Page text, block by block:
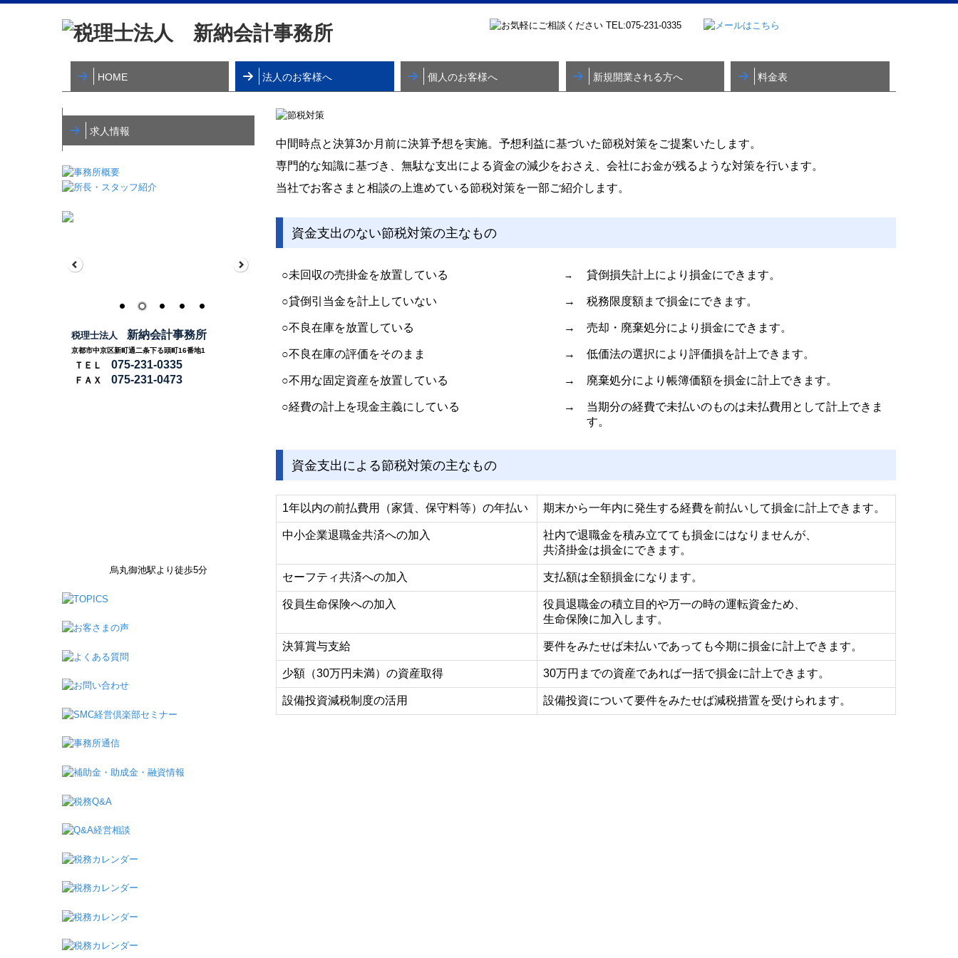
HOME 法人のお客様へ
税理士変更をお考えの方
個人のお客様へ 新規開業される方へ 料金表
求人情報
税理士法人 新納会計事務所
京都市中京区新町通二条下る頭町16番地1
ＴＥＬ 075-231-0335
ＦＡＸ 075-231-0473
烏丸御池駅より徒歩5分
中間時点と決算3か月前に決算予想を実施。予想利益に基づいた節税対策をご提案いたします。
専門的な知識に基づき、無駄な支出による資金の減少をおさえ、会社にお金が残るような対策を行います。
当社でお客さまと相談の上進めている節税対策を一部ご紹介します。
資金支出のない節税対策の主なもの
○未回収の売掛金を放置している → 貸倒損失計上により損金にできます。
○貸倒引当金を計上していない → 税務限度額まで損金にできます。
○不良在庫を放置している → 売却・廃棄処分により損金にできます。
○不良在庫の評価をそのまま → 低価法の選択により評価損を計上できます。
○不用な固定資産を放置している → 廃棄処分により帳簿価額を損金に計上できます。
○経費の計上を現金主義にしている →
当期分の経費で未払いのものは未払費用として計上できま
す。
資金支出による節税対策の主なもの
1年以内の前払費用（家賃、保守料等）の年払い 期末から一年内に発生する経費を前払いして損金に計上できます。
中小企業退職金共済への加入
社内で退職金を積み立てても損金にはなりませんが、
共済掛金は損金にできます。
セーフティ共済への加入 支払額は全額損金になります。
役員生命保険への加入
役員退職金の積立目的や万一の時の運転資金ため、
生命保険に加入します。
決算賞与支給 要件をみたせば未払いであっても今期に損金に計上できます。
少額（30万円未満）の資産取得 30万円までの資産であれば一括で損金に計上できます。
設備投資減税制度の活用 設備投資について要件をみたせば減税措置を受けられます。